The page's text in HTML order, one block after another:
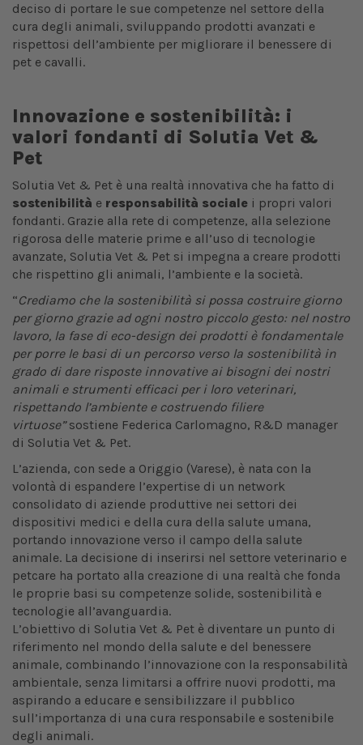
deciso di portare le sue competenze nel settore della
cura degli animali, sviluppando prodotti avanzati e
rispettosi dell’ambiente per migliorare il benessere di
pet e cavalli.
Innovazione e sostenibilità: i
valori fondanti di Solutia Vet &
Pet
Solutia Vet & Pet è una realtà innovativa che ha fatto di
sostenibilità e responsabilità sociale i propri valori
fondanti. Grazie alla rete di competenze, alla selezione
rigorosa delle materie prime e all’uso di tecnologie
avanzate, Solutia Vet & Pet si impegna a creare prodotti
che rispettino gli animali, l’ambiente e la società.
“Crediamo che la sostenibilità si possa costruire giorno
per giorno grazie ad ogni nostro piccolo gesto: nel nostro
lavoro, la fase di eco-design dei prodotti è fondamentale
per porre le basi di un percorso verso la sostenibilità in
grado di dare risposte innovative ai bisogni dei nostri
animali e strumenti efficaci per i loro veterinari,
rispettando l’ambiente e costruendo filiere
virtuose”sostiene Federica Carlomagno, R&D manager
di Solutia Vet & Pet.
L’azienda, con sede a Origgio (Varese), è nata con la
volontà di espandere l’expertise di un network
consolidato di aziende produttive nei settori dei
dispositivi medici e della cura della salute umana,
portando innovazione verso il campo della salute
animale. La decisione di inserirsi nel settore veterinario e
petcare ha portato alla creazione di una realtà che fonda
le proprie basi su competenze solide, sostenibilità e
tecnologie all’avanguardia.
L’obiettivo di Solutia Vet & Pet è diventare un punto di
riferimento nel mondo della salute e del benessere
animale, combinando l’innovazione con la responsabilità
ambientale, senza limitarsi a offrire nuovi prodotti, ma
aspirando a educare e sensibilizzare il pubblico
sull’importanza di una cura responsabile e sostenibile
degli animali.